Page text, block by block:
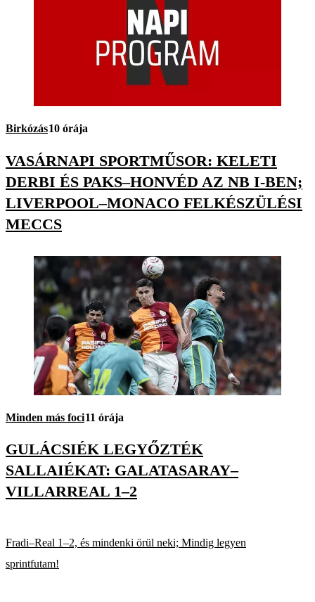
Birkózás10 órája
VASÁRNAPI SPORTMŰSOR: KELETI
DERBI ÉS PAKS–HONVÉD AZ NB I-BEN;
LIVERPOOL–MONACO FELKÉSZÜLÉSI
MECCS
Minden más foci11 órája
GULÁCSIÉK LEGYŐZTÉK
SALLAIÉKAT: GALATASARAY–
VILLARREAL 1–2
Fradi–Real 1–2, és mindenki örül neki; Mindig legyen
sprintfutam!